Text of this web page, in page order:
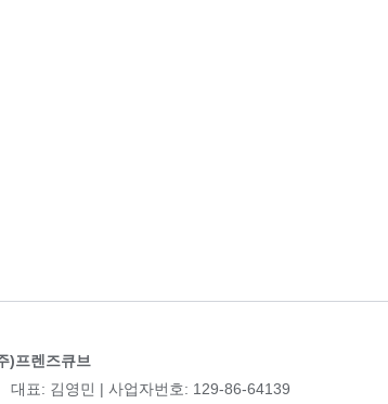
)프렌즈큐브
대표: 김영민 | 사업자번호: 129-86-64139